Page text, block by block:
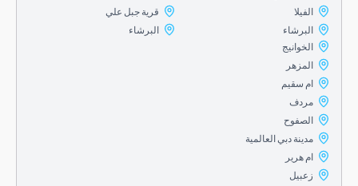
البرشاء
قرية جبل علي
البرشاء
الخوانيج
ام سقيم
مدينة دبي العالمية